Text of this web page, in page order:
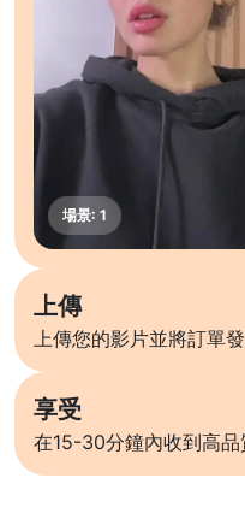
上傳
上傳您的影片並將訂單
享受
在15-30分鐘內收到高品